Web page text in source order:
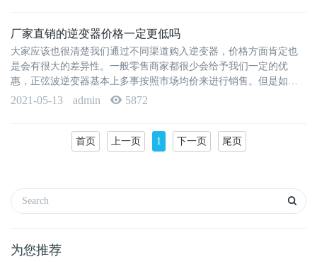
厂家直销的逆变器价格一定更低吗
大家应该也很清楚我们通过不同渠道购入逆变器，价格方面肯定也
是会有很大的差异性。一般零售商家都很少会给予我们一定的优
惠，正弦波逆变器基本上多事按照市场均价来进行销售。但是如果
可以联系上大型的厂家合作，那···
2021-05-13 admin 5872
首页 上一页 1 下一页 尾页
为您推荐